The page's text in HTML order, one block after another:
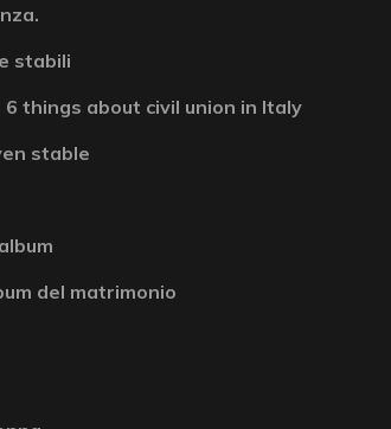
stabili
things about civil union in Italy
stable
del matrimonio